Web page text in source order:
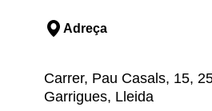
Adreça
Carrer, Pau Casals, 15,
Garrigues, Lleida